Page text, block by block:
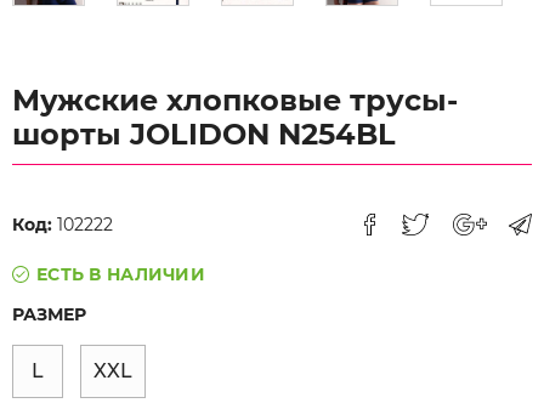
Мужские хлопковые трусы-
шорты JOLIDON N254BL
Код: 102222
ЕСТЬ В НАЛИЧИИ
РАЗМЕР
L XXL